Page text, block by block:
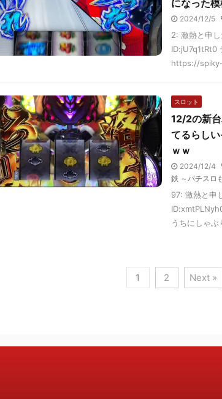
になった
2024/12/5
2: 激熱と申
https://
スロット
12/2の新
てるらし
ｗｗ
2024/12/4
鉄 ～パチスロ
97: 激熱と申
うちにしゃ
1 2 Next »